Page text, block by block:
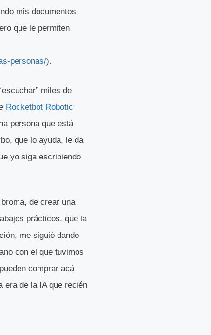
mis documentos
que le permiten
personas/).
miles de
Rocketbot Robotic
persona que está
que lo ayuda, le da
yo siga escribiendo
de crear una
prácticos, que la
me siguió dando
con el que tuvimos
comprar acá
era de la IA que recién